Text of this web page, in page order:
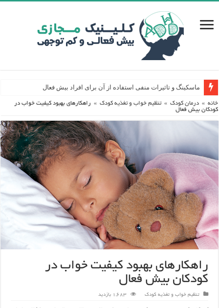
ماسکینگ و تاثیرات منفی استفاده از آن برای افراد بیش فعال
خانه » درمان کودک » تنظیم خواب و تغذیه کودک » راهکارهای بهبود کیفیت خواب در
کودکان بیش فعال
راهکارهای بهبود کیفیت خواب در
کودکان بیش فعال
تنظیم خواب و تغذیه کودک 1,683 بازدید